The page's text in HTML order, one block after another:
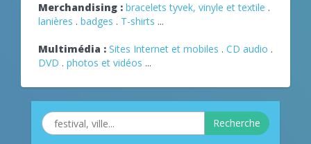
Merchandising : bracelets tyvek, vinyle et textile .
lanières . badges . T-shirts ...
Multimédia : Sites Internet et mobiles . CD audio .
DVD . photos et vidéos ...
Recherche